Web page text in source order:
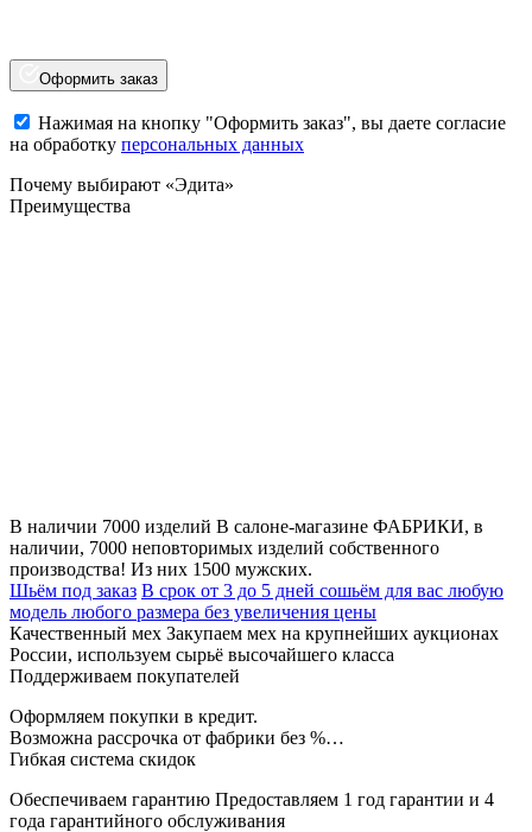
Оформить заказ
Нажимая на кнопку "Оформить заказ", вы даете согласие
на обработку персональных данных
Почему выбирают «Эдита»
Преимущества
В наличии 7000 изделий В салоне-магазине ФАБРИКИ, в
наличии, 7000 неповторимых изделий собственного
производства! Из них 1500 мужских.
Шьём под заказ В срок от 3 до 5 дней сошьём для вас любую
модель любого размера без увеличения цены
Качественный мех Закупаем мех на крупнейших аукционах
России, используем сырьё высочайшего класса
Поддерживаем покупателей
Оформляем покупки в кредит.
Возможна рассрочка от фабрики без %…
Гибкая система скидок
Обеспечиваем гарантию Предоставляем 1 год гарантии и 4
года гарантийного обслуживания